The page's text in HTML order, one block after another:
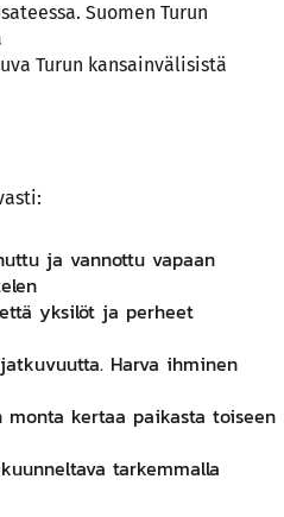
Suomen Turun
Turun kansainvälisistä
ja vannottu vapaan
yksilöt ja perheet
Harva ihminen
monta kertaa paikasta toiseen
tarkemmalla